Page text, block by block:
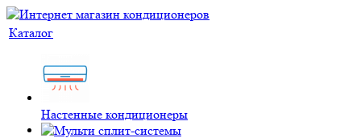
Каталог
Настенные кондиционеры